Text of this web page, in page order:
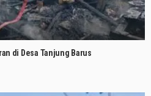
di Desa Tanjung Barus